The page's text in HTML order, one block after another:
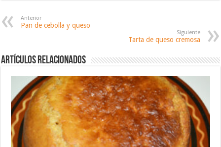
Anterior
Pan de cebolla y queso
Siguiente
Tarta de queso cremosa
Artículos relacionados